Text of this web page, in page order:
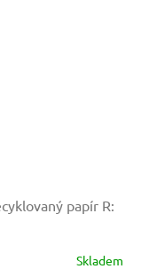
papír R:
Skladem